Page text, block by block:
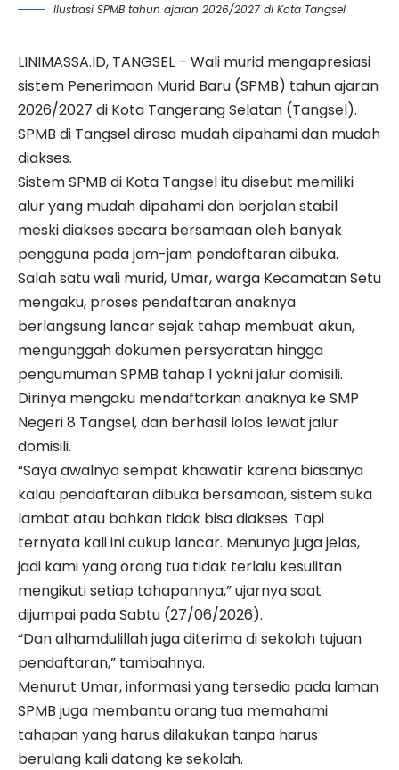
Ilustrasi SPMB tahun ajaran 2026/2027 di Kota Tangsel
LINIMASSA.ID, TANGSEL – Wali murid mengapresiasi
sistem Penerimaan Murid Baru (SPMB) tahun ajaran
2026/2027 di Kota Tangerang Selatan (Tangsel).
SPMB di Tangseldirasa mudah dipahami dan mudah
diakses.
Sistem SPMB di Kota Tangsel itu disebut memiliki
alur yang mudah dipahami dan berjalan stabil
meski diakses secara bersamaan oleh banyak
pengguna pada jam-jam pendaftaran dibuka.
Salah satu wali murid, Umar, warga Kecamatan Setu
mengaku, proses pendaftaran anaknya
berlangsung lancar sejak tahap membuat akun,
mengunggah dokumen persyaratan hingga
pengumuman SPMB tahap 1 yakni jalur domisili.
Dirinya mengaku mendaftarkan anaknya ke SMP
Negeri 8 Tangsel, dan berhasil lolos lewat jalur
domisili.
“Saya awalnya sempat khawatir karena biasanya
kalau pendaftaran dibuka bersamaan, sistem suka
lambat atau bahkan tidak bisa diakses. Tapi
ternyata kali ini cukup lancar. Menunya juga jelas,
jadi kami yang orang tua tidak terlalu kesulitan
mengikuti setiap tahapannya,” ujarnya saat
dijumpai pada Sabtu (27/06/2026).
“Dan alhamdulillah juga diterima di sekolah tujuan
pendaftaran,” tambahnya.
Menurut Umar, informasi yang tersedia pada laman
SPMB juga membantu orang tua memahami
tahapan yang harus dilakukan tanpa harus
berulang kali datang ke sekolah.